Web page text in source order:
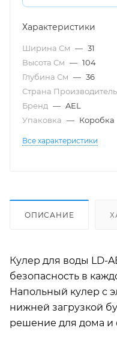
Характеристики
Ширина См — 31
Высота См — 104
Глубина См — 36
Страна Производитель
Бренд — AEL
Упаковка — Коробка
Все характеристики
ОПИСАНИЕ
Кулер для воды LD-
безопасность в
Напольный кулер с
нижней загрузкой
решение для дома и